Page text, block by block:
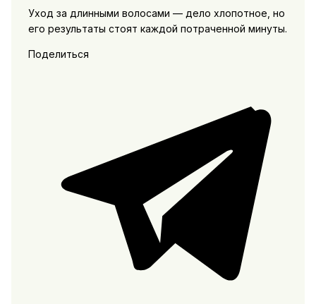
Уход за длинными волосами — дело хлопотное, но
его результаты стоят каждой потраченной минуты.
Поделиться